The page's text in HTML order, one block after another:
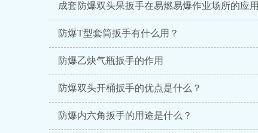
成套防爆双头呆扳手在易燃易爆作业场所的应用
防爆T型套筒扳手有什么用？
防爆乙炔气瓶扳手的作用
防爆双头开桶扳手的优点是什么？
防爆内六角扳手的用途是什么？